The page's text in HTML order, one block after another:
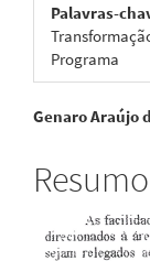
Palavras-
Programa
do
artigo
Genaro Araújo
Resumo